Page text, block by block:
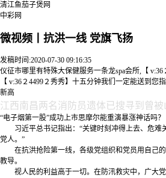
清江鱼茄子煲网
中彩网
微视频丨抗洪一线 党旗飞扬
发稿时间:2020-07-30 09:16:35
仪征市哪里有特殊大保健服务一条龙spa会所,【
【 v:36２4499２秀秀】十五分钟我们一定能送到您
新高
江西南昌两名消防员遗体已搜寻到曾
“电子烟第一股”成功上市思摩尔能重演暴涨神话吗？
习近平总书记指出：“关键时刻冲得上去、危难
党人。”
在抗洪抢险第一线，各级党组织和党员用自己的
教导。
视人民的利益高于一切。在防汛救灾中，广大党